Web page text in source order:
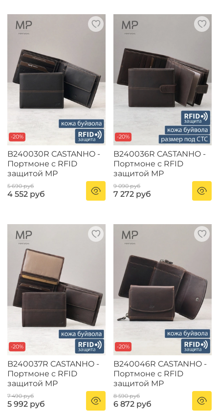
-20%
B240030R CASTANHO -
Портмоне с RFID
защитой MP
5 690 руб
4 552 руб
-20%
B240036R CASTANHO -
Портмоне с RFID
защитой MP
9 090 руб
7 272 руб
-20%
B240037R CASTANHO -
Портмоне с RFID
защитой MP
7 490 руб
5 992 руб
-20%
B240046R CASTANHO -
Портмоне с RFID
защитой MP
8 590 руб
6 872 руб